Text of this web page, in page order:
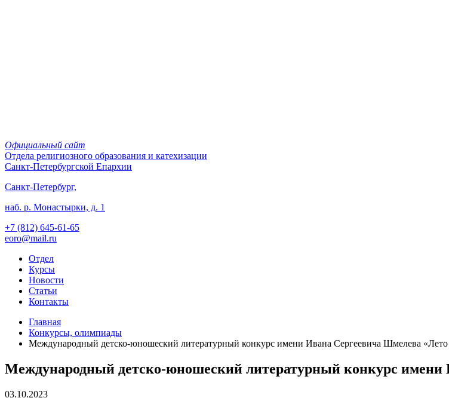
Официальный сайт
Отдела религиозного образования и катехизации
Санкт-Петербургской Епархии
Санкт-Петербург,
наб. р. Монастырки, д. 1
+7 (812) 645-61-65
eoro@mail.ru
Отдел
Курсы
Новости
Статьи
Контакты
Главная
Конкурсы, олимпиады
Международный детско-юношеский литературный конкурс имени Ивана Сергеевича Шмелева «Лето
Международный детско-юношеский литературный конкурс имени
03.10.2023